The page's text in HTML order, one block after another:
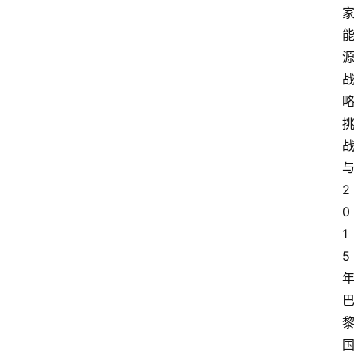
家
能
源
战
略
挑
战
与
2
0
1
5
年
巴
黎
国